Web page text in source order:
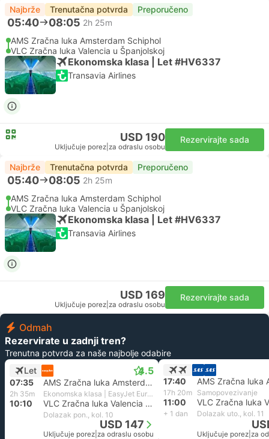
Najbrže Trenutačna potvrda Preporučeno
05:40 08:05 2h 25m
AMS Zračna luka Amsterdam Schiphol
VLC Zračna luka Valencia u Španjolskoj
Ekonomska klasa | Let #HV6337
Transavia Airlines
USD 190
Uključuje porez za odraslu osobu
Rezervirajte sada
Najbrže Trenutačna potvrda Preporučeno
05:40 08:05 2h 25m
AMS Zračna luka Amsterdam Schiphol
VLC Zračna luka Valencia u Španjolskoj
Ekonomska klasa | Let #HV6337
Transavia Airlines
USD 169
Uključuje porez za odraslu osobu
Rezervirajte sada
Odmah
Rezervirate u zadnji tren?
Trenutna potvrda za naše najbolje odabire
Let
4.5
07:35 AMS Zračna luka Amsterdam Schiphol
2h 35m Ekonomska klasa | EasyJet Europe
10:10 VLC Zračna luka Valencia u Španjolskoj
Dolazak pon., kol. 10
USD 147
Uključuje porez za odraslu osobu
17:40
17h 20m Samopovezivanje
11:00
+ 1 dan Dolazak uto., kol. 11
Uključuje porez za